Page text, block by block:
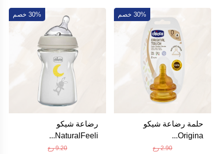
30% خصم
حلمة رضاعة شيكو
Origina...
2.90 رع
30% خصم
رضاعة شيكو
NaturalFeeli...
9.20 رع